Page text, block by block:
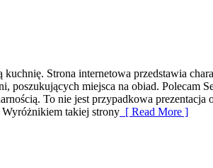
Strona internetowa przedstawia
poszukujących miejsca na obiad. Polecam
To nie jest przypadkowa
takiej strony [ Read More ]